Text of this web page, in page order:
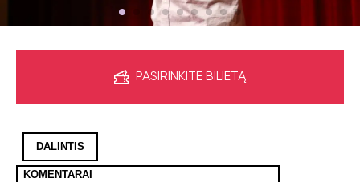
PASIRINKITE BILIETĄ
DALINTIS
KOMENTARAI